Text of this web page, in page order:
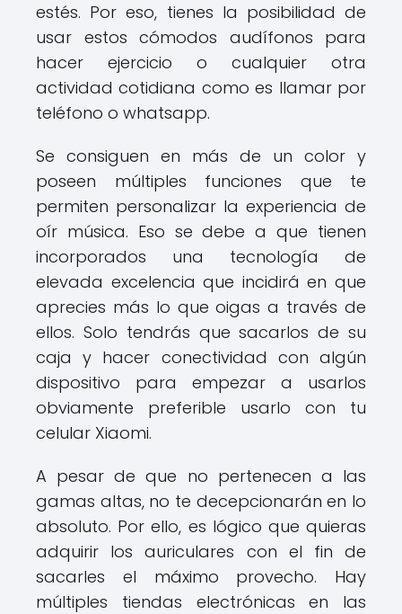
estés. Por eso, tienes la posibilidad de
usar estos cómodos audífonos para
hacer ejercicio o cualquier otra
actividad cotidiana como es llamar por
teléfono o whatsapp.
Se consiguen en más de un color y
poseen múltiples funciones que te
permiten personalizar la experiencia de
oír música. Eso se debe a que tienen
incorporados una tecnología de
elevada excelencia que incidirá en que
aprecies más lo que oigas a través de
ellos. Solo tendrás que sacarlos de su
caja y hacer conectividad con algún
dispositivo para empezar a usarlos
obviamente preferible usarlo con tu
celular Xiaomi.
A pesar de que no pertenecen a las
gamas altas, no te decepcionarán en lo
absoluto. Por ello, es lógico que quieras
adquirir los auriculares con el fin de
sacarles el máximo provecho. Hay
múltiples tiendas electrónicas en las